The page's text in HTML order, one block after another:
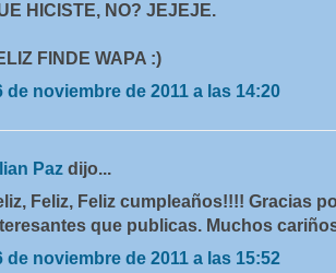
HICISTE, NO? JEJEJE.
FINDE WAPA :)
de noviembre de 2011 a las 14:20
Paz dijo...
Feliz, Feliz cumpleaños!!!! Gracias
que publicas. Muchos
de noviembre de 2011 a las 15:52